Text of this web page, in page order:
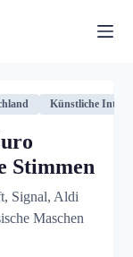
Künstliche
Stimmen
Signal, Aldi
Maschen